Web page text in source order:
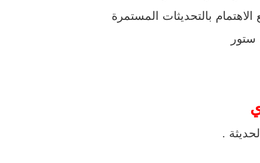
الاهتمام بالتحديثات المستمرة
.